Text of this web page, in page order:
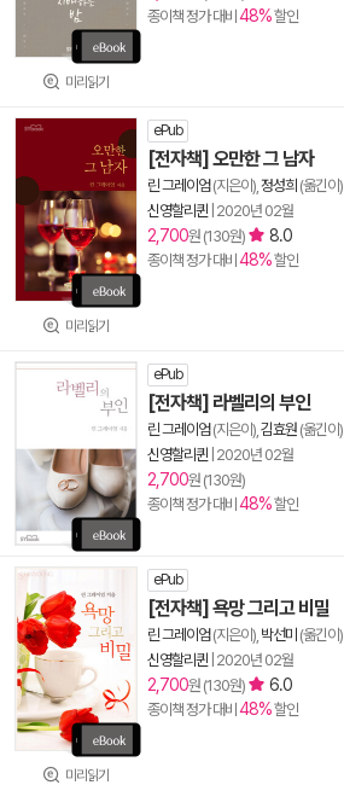
미리읽기
종이책 정가 대비 48%할인
미리읽기
ePub
[전자책] 오만한 그 남자
린 그레이엄 (지은이), 정성희 (옮긴이)
신영할리퀸 2020년 02월
2,700원 (130원) 8.0
종이책 정가 대비 48%할인
ePub
[전자책] 라벨리의 부인
린 그레이엄 (지은이), 김효원 (옮긴이)
신영할리퀸 2020년 02월
2,700원 (130원)
종이책 정가 대비 48%할인
미리읽기
ePub
[전자책] 욕망 그리고 비밀
린 그레이엄 (지은이), 박선미 (옮긴이)
신영할리퀸 2020년 02월
2,700원 (130원) 6.0
종이책 정가 대비 48%할인